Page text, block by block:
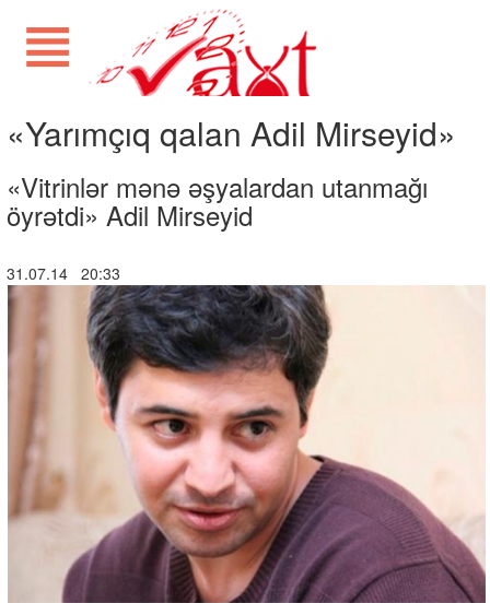
«Yarımçıq qalan Adil Mirseyid»
«Vitrinlər mənə əşyalardan utanmağı
öyrətdi» Adil Mirseyid
31.07.14 20:33